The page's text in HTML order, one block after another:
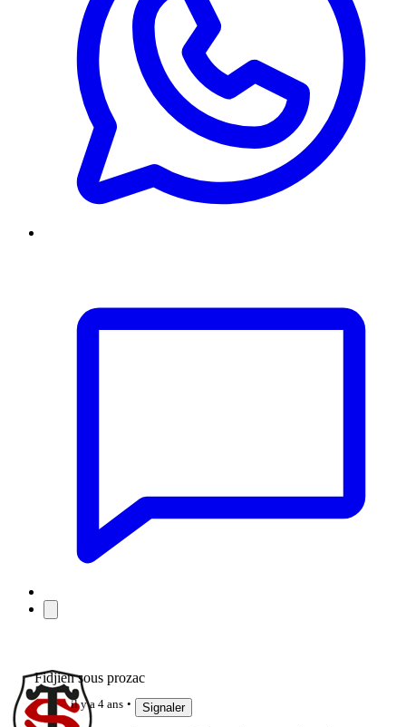
Fidjien sous prozac
il y a 4 ans Signaler